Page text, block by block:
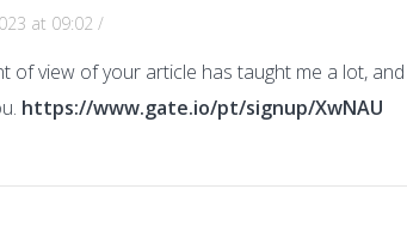
at 09:02 /
of view of your article has taught me a lot,
https://www.gate.io/pt/signup/XwNAU